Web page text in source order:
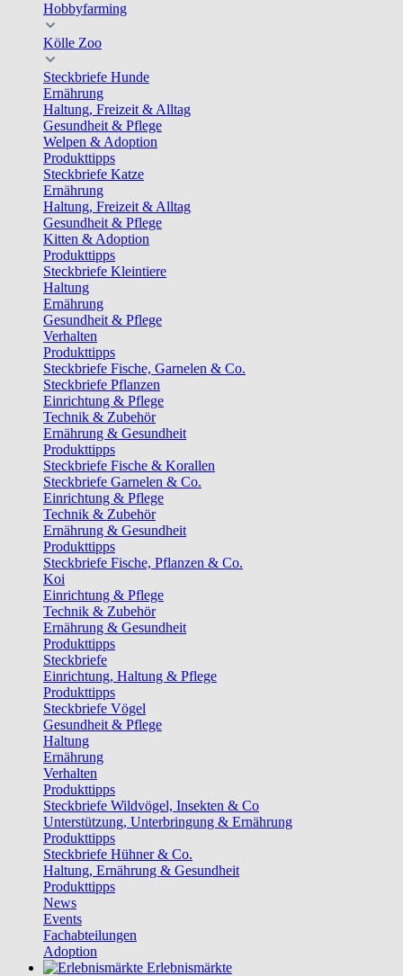
Hobbyfarming
Kölle Zoo
Steckbriefe Hunde
Ernährung
Haltung, Freizeit & Alltag
Gesundheit & Pflege
Welpen & Adoption
Produkttipps
Steckbriefe Katze
Ernährung
Haltung, Freizeit & Alltag
Gesundheit & Pflege
Kitten & Adoption
Produkttipps
Steckbriefe Kleintiere
Haltung
Ernährung
Gesundheit & Pflege
Verhalten
Produkttipps
Steckbriefe Fische, Garnelen & Co.
Steckbriefe Pflanzen
Einrichtung & Pflege
Technik & Zubehör
Ernährung & Gesundheit
Produkttipps
Steckbriefe Fische & Korallen
Steckbriefe Garnelen & Co.
Einrichtung & Pflege
Technik & Zubehör
Ernährung & Gesundheit
Produkttipps
Steckbriefe Fische, Pflanzen & Co.
Koi
Einrichtung & Pflege
Technik & Zubehör
Ernährung & Gesundheit
Produkttipps
Steckbriefe
Einrichtung, Haltung & Pflege
Produkttipps
Steckbriefe Vögel
Gesundheit & Pflege
Haltung
Ernährung
Verhalten
Produkttipps
Steckbriefe Wildvögel, Insekten & Co
Unterstützung, Unterbringung & Ernährung
Produkttipps
Steckbriefe Hühner & Co.
Haltung, Ernährung & Gesundheit
Produkttipps
News
Events
Fachabteilungen
Adoption
Erlebnismärkte